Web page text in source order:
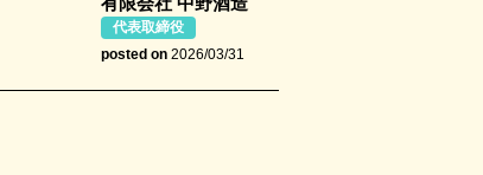
代表取締役
posted on 2026/03/31